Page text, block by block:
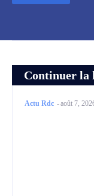
Continuer la
Actu Rdc -août 7,